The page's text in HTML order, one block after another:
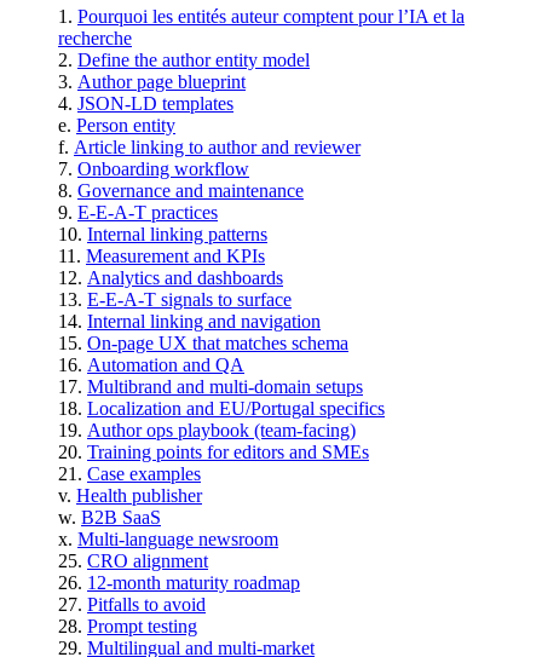
Pourquoi les entités auteur comptent pour l’IA et la
recherche
Define the author entity model
Author page blueprint
JSON-LD templates
Person entity
Article linking to author and reviewer
Onboarding workflow
Governance and maintenance
E-E-A-T practices
Internal linking patterns
Measurement and KPIs
Analytics and dashboards
E-E-A-T signals to surface
Internal linking and navigation
On-page UX that matches schema
Automation and QA
Multibrand and multi-domain setups
Localization and EU/Portugal specifics
Author ops playbook (team-facing)
Training points for editors and SMEs
Case examples
Health publisher
B2B SaaS
Multi-language newsroom
CRO alignment
12-month maturity roadmap
Pitfalls to avoid
Prompt testing
Multilingual and multi-market